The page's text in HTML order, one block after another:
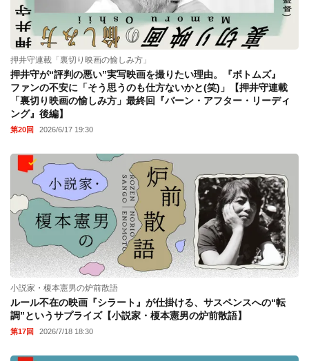
押井守連載「裏切り映画の愉しみ方」
押井守が“評判の悪い”実写映画を撮りたい理由。『ボトムズ』
ファンの不安に「そう思うのも仕方ないかと(笑)」【押井守連載
「裏切り映画の愉しみ方」最終回『バーン・アフター・リーディ
ング』後編】
第20回 2026/6/17 19:30
小説家・榎本憲男の炉前散語
ルール不在の映画『シラート』が仕掛ける、サスペンスへの“転
調”というサプライズ【小説家・榎本憲男の炉前散語】
第17回 2026/7/18 18:30